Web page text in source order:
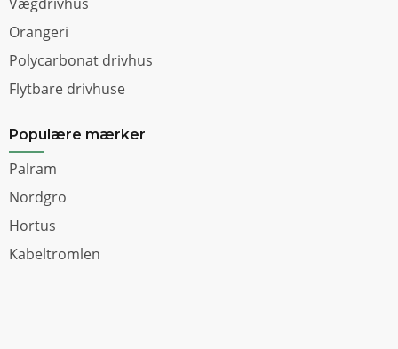
Orangeri
Polycarbonat drivhus
Flytbare drivhuse
Populære mærker
Palram
Nordgro
Hortus
Kabeltromlen